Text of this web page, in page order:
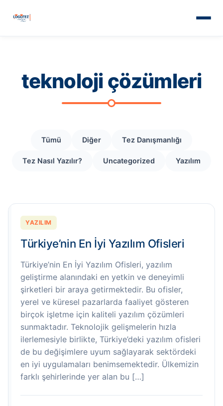
teknoloji çözümleri
Tümü Diğer Tez Danışmanlığı
Tez Nasıl Yazılır? Uncategorized Yazılım
YAZILIM
Türkiye’nin En İyi Yazılım Ofisleri
Türkiye’nin En İyi Yazılım Ofisleri, yazılım
geliştirme alanındaki en yetkin ve deneyimli
şirketleri bir araya getirmektedir. Bu ofisler,
yerel ve küresel pazarlarda faaliyet gösteren
birçok işletme için kaliteli yazılım çözümleri
sunmaktadır. Teknolojik gelişmelerin hızla
ilerlemesiyle birlikte, Türkiye’deki yazılım ofisleri
de bu değişimlere uyum sağlayarak sektördeki
en iyi uygulamaları benimsemektedir. Ülkemizin
farklı şehirlerinde yer alan bu […]